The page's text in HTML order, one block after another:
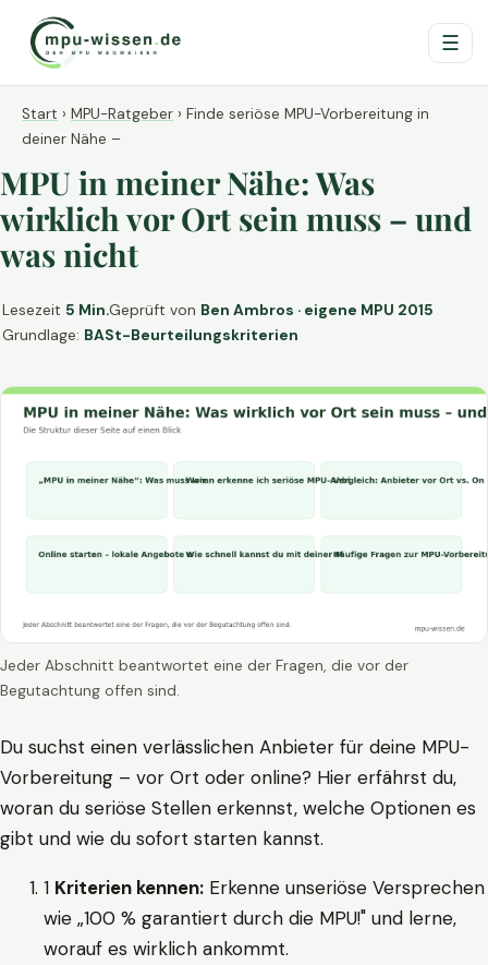
☰
Start › MPU-Ratgeber › Finde seriöse MPU-Vorbereitung in
deiner Nähe –
MPU in meiner Nähe: Was
wirklich vor Ort sein muss – und
was nicht
Lesezeit 5 Min.Geprüft von Ben Ambros · eigene MPU 2015
Grundlage: BASt-Beurteilungskriterien
Jeder Abschnitt beantwortet eine der Fragen, die vor der
Begutachtung offen sind.
Du suchst einen verlässlichen Anbieter für deine MPU-
Vorbereitung – vor Ort oder online? Hier erfährst du,
woran du seriöse Stellen erkennst, welche Optionen es
gibt und wie du sofort starten kannst.
1 Kriterien kennen: Erkenne unseriöse Versprechen
wie „100 % garantiert durch die MPU!" und lerne,
worauf es wirklich ankommt.